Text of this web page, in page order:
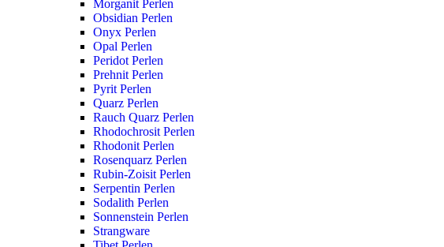
Morganit Perlen
Obsidian Perlen
Onyx Perlen
Opal Perlen
Peridot Perlen
Prehnit Perlen
Pyrit Perlen
Quarz Perlen
Rauch Quarz Perlen
Rhodochrosit Perlen
Rhodonit Perlen
Rosenquarz Perlen
Rubin-Zoisit Perlen
Serpentin Perlen
Sodalith Perlen
Sonnenstein Perlen
Strangware